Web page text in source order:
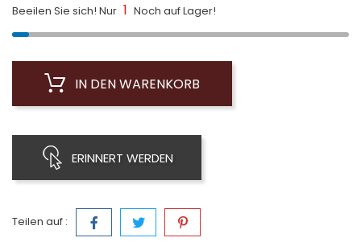
Beeilen Sie sich! Nur 1 Noch auf Lager!
IN DEN WARENKORB
ERINNERT WERDEN
Teilen auf :